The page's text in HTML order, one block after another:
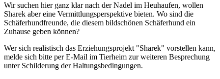
Wir suchen hier ganz klar nach der Nadel im Heuhaufen, wollen
Sharek aber eine Vermittlungsperspektive bieten. Wo sind die
Schäferhundfreunde, die diesem bildschönen Schäferhund ein
Zuhause geben können?
Wer sich realistisch das Erziehungsprojekt "Sharek" vorstellen kann,
melde sich bitte per E-Mail im Tierheim zur weiteren Besprechung
unter Schilderung der Haltungsbedingungen.